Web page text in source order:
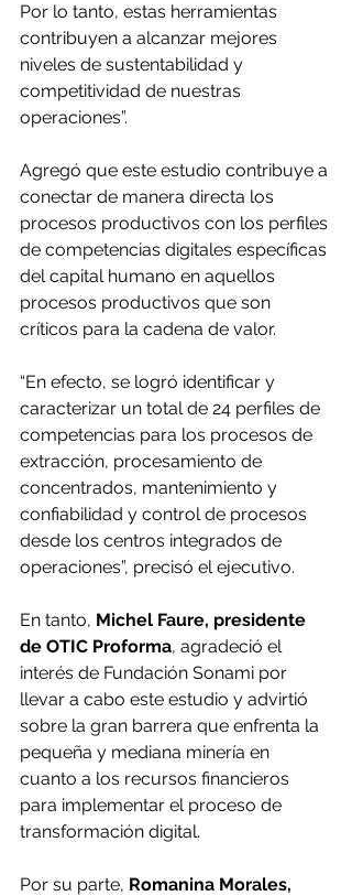
Por lo tanto, estas herramientas
contribuyen a alcanzar mejores
niveles de sustentabilidad y
competitividad de nuestras
operaciones”.
Agregó que este estudio contribuye a
conectar de manera directa los
procesos productivos con los perfiles
de competencias digitales específicas
del capital humano en aquellos
procesos productivos que son
críticos para la cadena de valor.
“En efecto, se logró identificar y
caracterizar un total de 24 perfiles de
competencias para los procesos de
extracción, procesamiento de
concentrados, mantenimiento y
confiabilidad y control de procesos
desde los centros integrados de
operaciones”, precisó el ejecutivo.
En tanto, Michel Faure, presidente
de OTIC Proforma, agradeció el
interés de Fundación Sonami por
llevar a cabo este estudio y advirtió
sobre la gran barrera que enfrenta la
pequeña y mediana minería en
cuanto a los recursos financieros
para implementar el proceso de
transformación digital.
Por su parte, Romanina Morales,